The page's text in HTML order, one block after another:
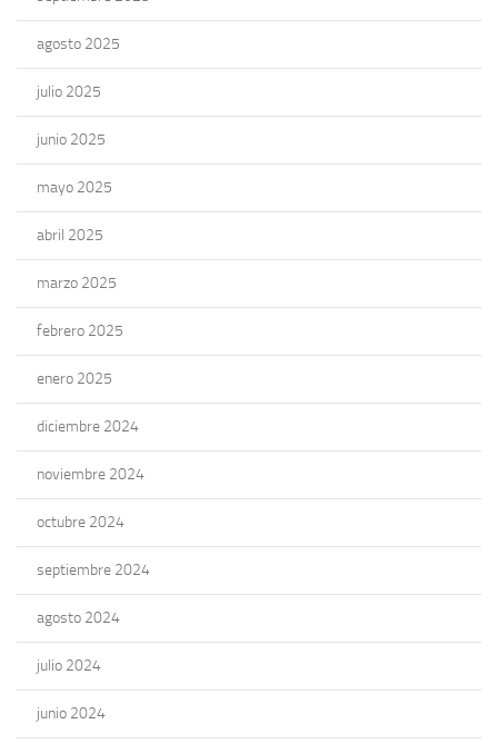
agosto 2025
julio 2025
junio 2025
mayo 2025
abril 2025
marzo 2025
febrero 2025
enero 2025
diciembre 2024
noviembre 2024
octubre 2024
septiembre 2024
agosto 2024
julio 2024
junio 2024